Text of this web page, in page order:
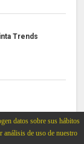
datos sobre sus hábitos
análisis de uso de nuestro
Trends